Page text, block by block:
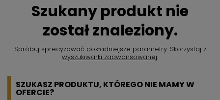
Szukany produkt nie
został znaleziony.
Spróbuj sprecyzować dokładniejsze parametry. Skorzystaj z
wyszukiwarki zaawansowanej.
SZUKASZ PRODUKTU, KTÓREGO NIE MAMY W
OFERCIE?